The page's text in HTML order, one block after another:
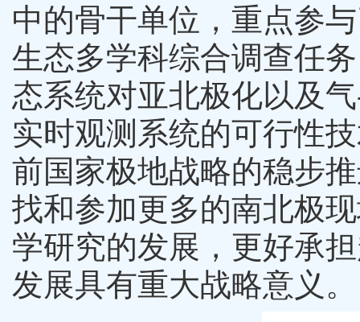
中的骨干单位，重点参
生态多学科综合调查任
态系统对亚北极化以及气
实时观测系统的可行性
前国家极地战略的稳步
找和参加更多的南北极
学研究的发展，更好承
发展具有重大战略意义。